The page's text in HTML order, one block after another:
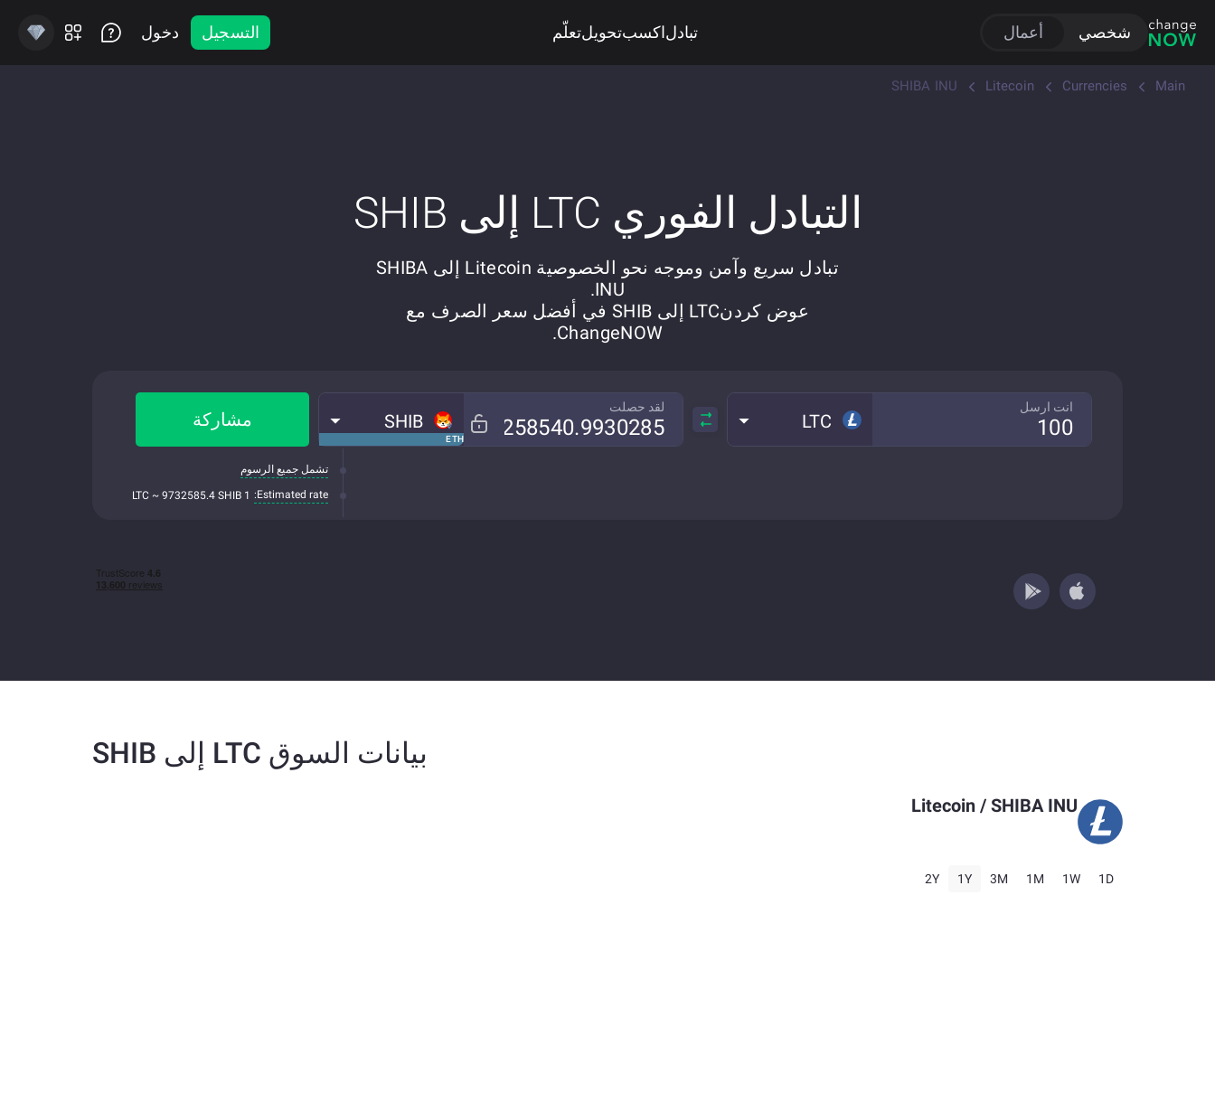
شخصي أعمال تبادلاكسبتحويلتعلّم التسجيل دخول
Main
Currencies
Litecoin
SHIBA INU
التبادل الفوري LTC إلى SHIB
تبادل سريع وآمن وموجه نحو الخصوصية Litecoin إلى SHIBA
INU.
عوض کردنLTC إلى SHIB في أفضل سعر الصرف مع
ChangeNOW.
انت ارسل
LTC
تشمل جميع الرسوم
Estimated rate:
1 LTC ~ 9732585.4 SHIB
لقد حصلت
ETH
SHIB مشاركة
بيانات السوق LTC إلى SHIB
Litecoin / SHIBA INU
1D
1W
1M
3M
1Y
2Y